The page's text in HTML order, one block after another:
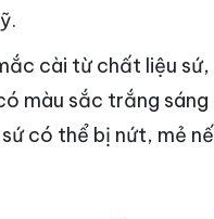
cài từ chất liệu
màu sắc trắng
có thể bị nứt, mẻ